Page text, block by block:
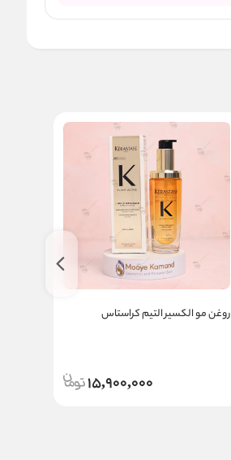
روغن مو الکسیر التیم کراستاس
15,900,000